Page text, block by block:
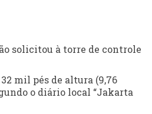
solicitou à torre de controle
mil pés de altura (9,76
o diário local “Jakarta